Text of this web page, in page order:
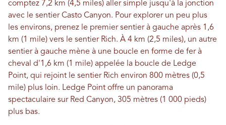
comptez 7,2 km (4,5 miles) aller simple jusqu'à la jonction
avec le sentier Casto Canyon. Pour explorer un peu plus
les environs, prenez le premier sentier à gauche après 1,6
km (1 mile) vers le sentier Rich. À 4 km (2,5 miles), un autre
sentier à gauche mène à une boucle en forme de fer à
cheval d'1,6 km (1 mile) appelée la boucle de Ledge
Point, qui rejoint le sentier Rich environ 800 mètres (0,5
mile) plus loin. Ledge Point offre un panorama
spectaculaire sur Red Canyon, 305 mètres (1 000 pieds)
plus bas.